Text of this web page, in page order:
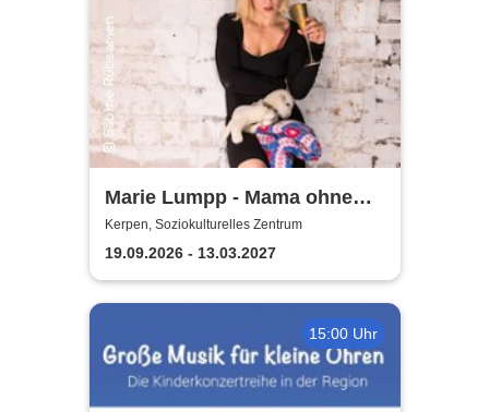
Marie Lumpp - Mama ohne
Plan
Kerpen, Soziokulturelles Zentrum
19.09.2026 - 13.03.2027
15:00 Uhr